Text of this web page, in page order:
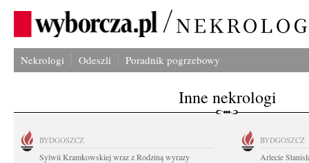
Nekrologi Odeszli Poradnik pogrzebowy
Inne nekrologi
BYDGOSZCZ
Sylwii Kramkowskiej wraz z Rodziną wyrazy
BYDGOSZCZ
Arlecie